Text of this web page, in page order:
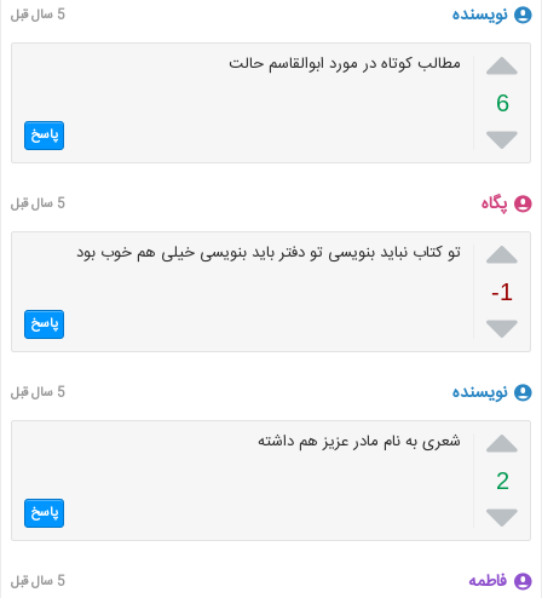
نویسنده 5 سال قبل

6

مطالب کوتاه در مورد ابوالقاسم حالت
پاسخ
پگاه 5 سال قبل

-1

تو کتاب نباید بنویسی تو دفتر باید بنویسی خیلی هم خوب بود
پاسخ
نویسنده 5 سال قبل

2

شعری به نام مادر عزیز هم داشته
پاسخ
فاطمه 5 سال قبل